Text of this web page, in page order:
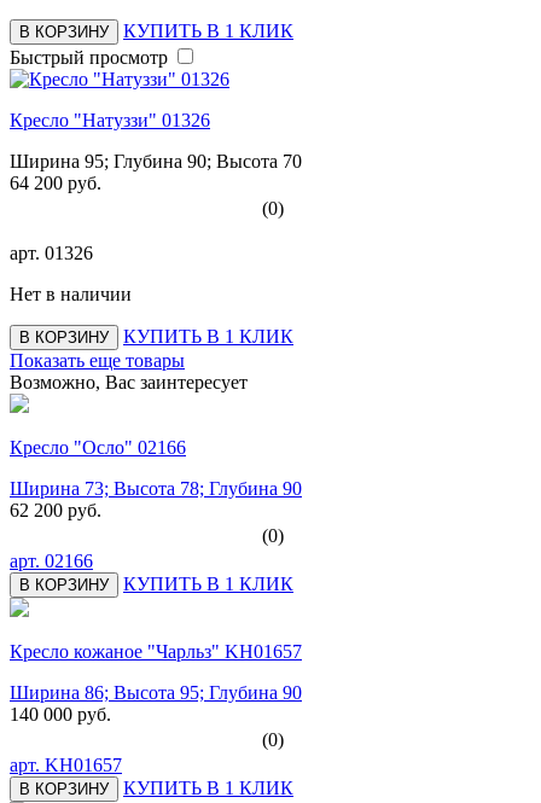
В КОРЗИНУ
КУПИТЬ В 1 КЛИК
Быстрый просмотр
Кресло "Натуззи" 01326
Ширина 95; Глубина 90; Высота 70
64 200 руб.
(0)
арт. 01326
Нет в наличии
В КОРЗИНУ
КУПИТЬ В 1 КЛИК
Показать еще товары
Возможно, Вас заинтересует
Кресло "Осло" 02166
Ширина 73; Высота 78; Глубина 90
62 200 руб.
(0)
арт. 02166
В КОРЗИНУ КУПИТЬ В 1 КЛИК
Кресло кожаное "Чарльз" KH01657
Ширина 86; Высота 95; Глубина 90
140 000 руб.
(0)
арт. KH01657
В КОРЗИНУ КУПИТЬ В 1 КЛИК